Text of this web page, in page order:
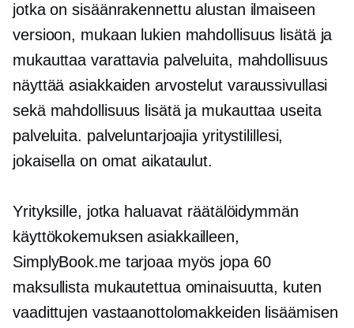
jotka on sisäänrakennettu alustan ilmaiseen
versioon, mukaan lukien mahdollisuus lisätä ja
mukauttaa varattavia palveluita, mahdollisuus
näyttää asiakkaiden arvostelut varaussivullasi
sekä mahdollisuus lisätä ja mukauttaa useita
palveluita. palveluntarjoajia yritystilillesi,
jokaisella on omat aikataulut.
Yrityksille, jotka haluavat räätälöidymmän
käyttökokemuksen asiakkailleen,
SimplyBook.me tarjoaa myös jopa 60
maksullista mukautettua ominaisuutta, kuten
vaadittujen vastaanottolomakkeiden lisäämisen